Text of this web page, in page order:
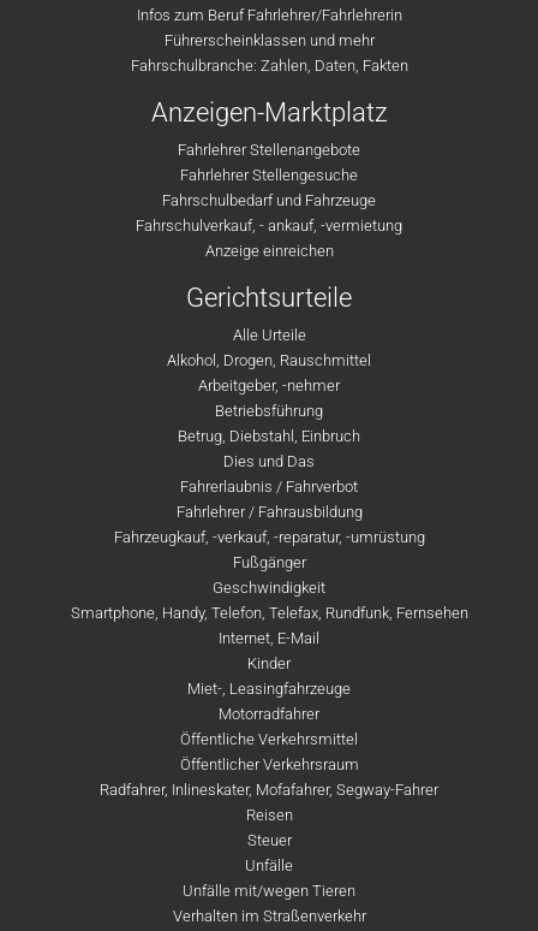
Infos zum Beruf Fahrlehrer/Fahrlehrerin
Führerscheinklassen und mehr
Fahrschulbranche: Zahlen, Daten, Fakten
Anzeigen-Marktplatz
Fahrlehrer Stellenangebote
Fahrlehrer Stellengesuche
Fahrschulbedarf und Fahrzeuge
Fahrschulverkauf, - ankauf, -vermietung
Anzeige einreichen
Gerichtsurteile
Alle Urteile
Alkohol, Drogen, Rauschmittel
Arbeitgeber, -nehmer
Betriebsführung
Betrug, Diebstahl, Einbruch
Dies und Das
Fahrerlaubnis / Fahrverbot
Fahrlehrer / Fahrausbildung
Fahrzeugkauf, -verkauf, -reparatur, -umrüstung
Fußgänger
Geschwindigkeit
Smartphone, Handy, Telefon, Telefax, Rundfunk, Fernsehen
Internet, E-Mail
Kinder
Miet-, Leasingfahrzeuge
Motorradfahrer
Öffentliche Verkehrsmittel
Öffentlicher Verkehrsraum
Radfahrer, Inlineskater, Mofafahrer, Segway-Fahrer
Reisen
Steuer
Unfälle
Unfälle mit/wegen Tieren
Verhalten im Straßenverkehr